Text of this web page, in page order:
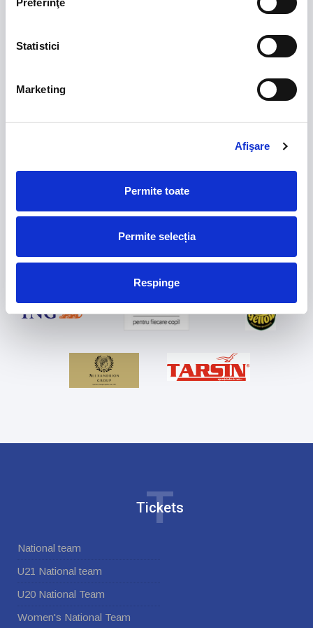
Statistici
Marketing
Afişare
Permite toate
Permite selecția
Respinge
Tickets
T
National team
U21 National team
U20 National Team
Women's National Team